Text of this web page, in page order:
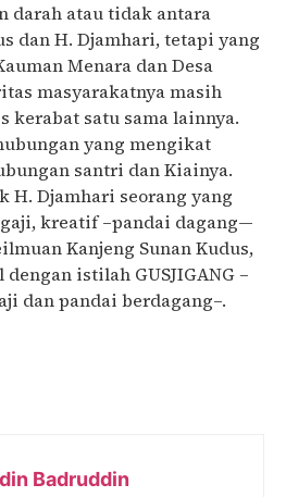
darah atau tidak antara
dan H. Djamhari, tetapi yang
Menara dan Desa
masyarakatnya masih
kerabat satu sama lainnya.
yang mengikat
santri dan Kiainya.
H. Djamhari seorang yang
kreatif –pandai dagang—
Kanjeng Sunan Kudus,
istilah GUSJIGANG –
dan pandai berdagang–.
Badruddin